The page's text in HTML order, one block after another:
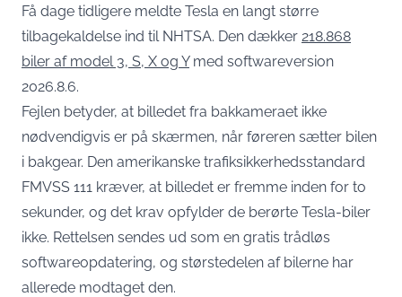
Få dage tidligere meldte Tesla en langt større
tilbagekaldelse ind til NHTSA. Den dækker 218.868
biler af model 3, S, X og Ymed softwareversion
2026.8.6.
Fejlen betyder, at billedet fra bakkameraet ikke
nødvendigvis er på skærmen, når føreren sætter bilen
i bakgear. Den amerikanske trafiksikkerhedsstandard
FMVSS 111 kræver, at billedet er fremme inden for to
sekunder, og det krav opfylder de berørte Tesla-biler
ikke. Rettelsen sendes ud som en gratis trådløs
softwareopdatering, og størstedelen af bilerne har
allerede modtaget den.